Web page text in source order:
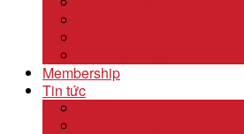
Membership
Tin tức